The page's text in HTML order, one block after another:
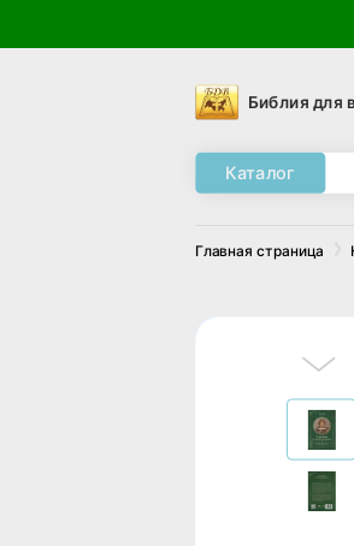
Библия для
Каталог
Главная страница